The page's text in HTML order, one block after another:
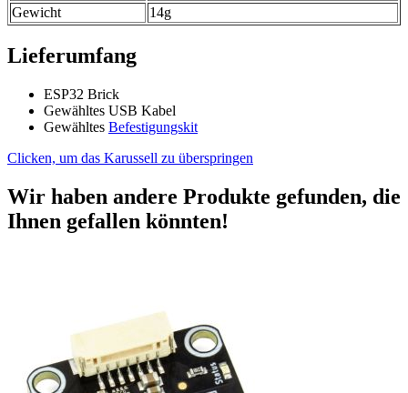
Gewicht 14g
Lieferumfang
ESP32 Brick
Gewähltes USB Kabel
Gewähltes Befestigungskit
Clicken, um das Karussell zu überspringen
Wir haben andere Produkte gefunden, die
Ihnen gefallen könnten!